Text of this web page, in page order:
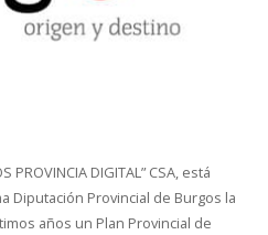
DIGITAL” CSA, está
Diputación Provincial de Burgos la
años un Plan Provincial de